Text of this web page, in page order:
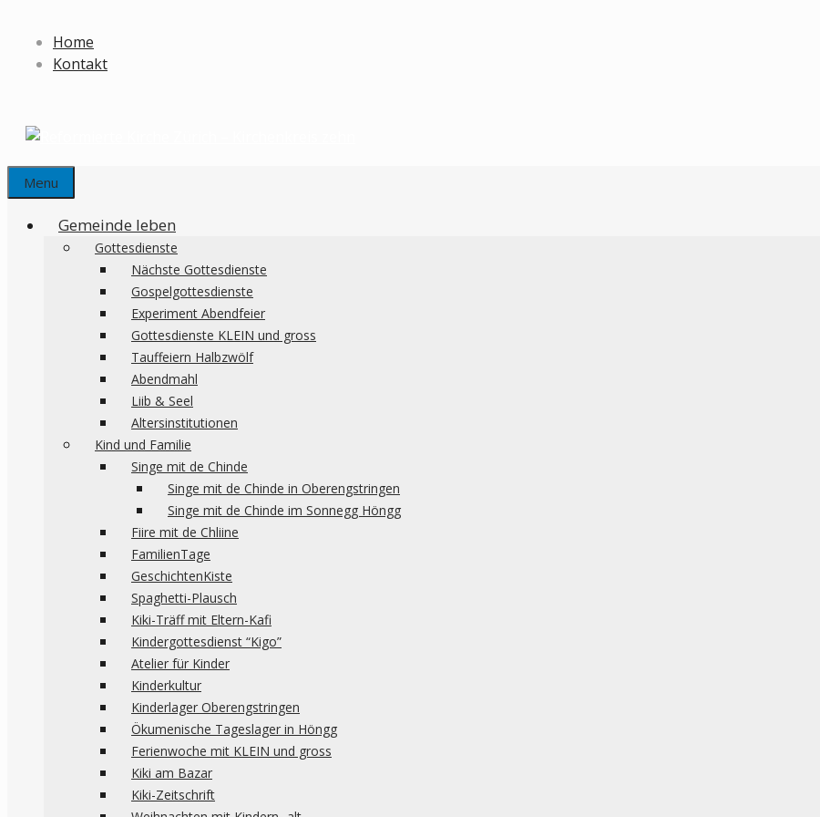
Inhalt
Home
Kontakt
Menu
Gemeinde leben
Gottesdienste
Nächste Gottesdienste
Gospelgottesdienste
Experiment Abendfeier
Gottesdienste KLEIN und gross
Tauffeiern Halbzwölf
Abendmahl
Liib & Seel
Altersinstitutionen
Kind und Familie
Singe mit de Chinde
Singe mit de Chinde in Oberengstringen
Singe mit de Chinde im Sonnegg Höngg
Fiire mit de Chliine
FamilienTage
GeschichtenKiste
Spaghetti-Plausch
Kiki-Träff mit Eltern-Kafi
Kindergottesdienst “Kigo”
Atelier für Kinder
Kinderkultur
Kinderlager Oberengstringen
Ökumenische Tageslager in Höngg
Ferienwoche mit KLEIN und gross
Kiki am Bazar
Kiki-Zeitschrift